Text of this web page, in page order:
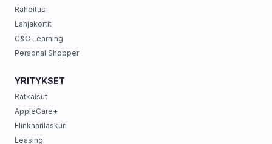
Rahoitus
Lahjakortit
C&C Learning
Personal Shopper
YRITYKSET
Ratkaisut
AppleCare+
Elinkaarilaskuri
Leasing